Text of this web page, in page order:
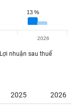
13 %
13 %
Lợi nhuận sau thuế
2026
2025
2026